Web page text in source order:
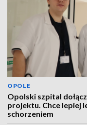
OPOLE
Opolski szpital
projektu. Chce lepiej
schorzeniem